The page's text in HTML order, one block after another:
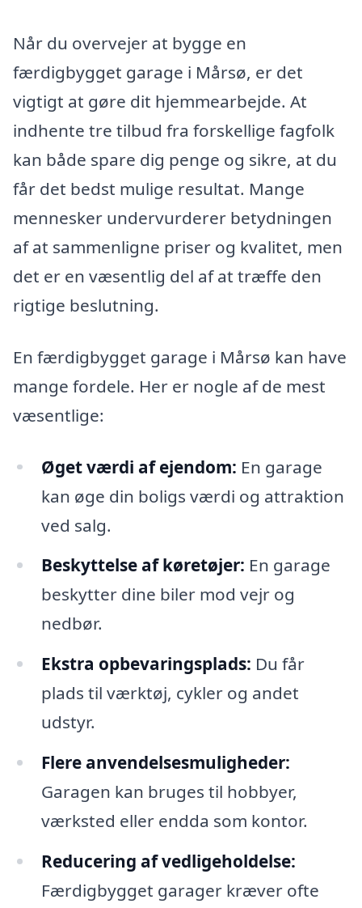
Når du overvejer at bygge en
færdigbygget garage i Mårsø, er det
vigtigt at gøre dit hjemmearbejde. At
indhente tre tilbud fra forskellige fagfolk
kan både spare dig penge og sikre, at du
får det bedst mulige resultat. Mange
mennesker undervurderer betydningen
af at sammenligne priser og kvalitet, men
det er en væsentlig del af at træffe den
rigtige beslutning.
En færdigbygget garage i Mårsø kan have
mange fordele. Her er nogle af de mest
væsentlige:
Øget værdi af ejendom: En garage
kan øge din boligs værdi og attraktion
ved salg.
Beskyttelse af køretøjer: En garage
beskytter dine biler mod vejr og
nedbør.
Ekstra opbevaringsplads: Du får
plads til værktøj, cykler og andet
udstyr.
Flere anvendelsesmuligheder:
Garagen kan bruges til hobbyer,
værksted eller endda som kontor.
Reducering af vedligeholdelse:
Færdigbygget garager kræver ofte